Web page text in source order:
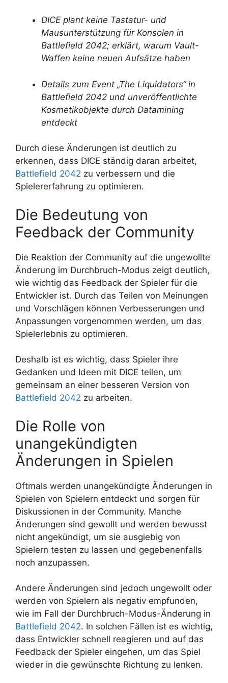
DICE plant keine Tastatur- und
Mausunterstützung für Konsolen in
Battlefield 2042; erklärt, warum Vault-
Waffen keine neuen Aufsätze haben
Details zum Event „The Liquidators“ in
Battlefield 2042 und unveröffentlichte
Kosmetikobjekte durch Datamining
entdeckt
Durch diese Änderungen ist deutlich zu
erkennen, dass DICE ständig daran arbeitet,
Battlefield 2042 zu verbessern und die
Spielererfahrung zu optimieren.
Die Bedeutung von
Feedback der Community
Die Reaktion der Community auf die ungewollte
Änderung im Durchbruch-Modus zeigt deutlich,
wie wichtig das Feedback der Spieler für die
Entwickler ist. Durch das Teilen von Meinungen
und Vorschlägen können Verbesserungen und
Anpassungen vorgenommen werden, um das
Spielerlebnis zu optimieren.
Deshalb ist es wichtig, dass Spieler ihre
Gedanken und Ideen mit DICE teilen, um
gemeinsam an einer besseren Version von
Battlefield 2042 zu arbeiten.
Die Rolle von
unangekündigten
Änderungen in Spielen
Oftmals werden unangekündigte Änderungen in
Spielen von Spielern entdeckt und sorgen für
Diskussionen in der Community. Manche
Änderungen sind gewollt und werden bewusst
nicht angekündigt, um sie ausgiebig von
Spielern testen zu lassen und gegebenenfalls
noch anzupassen.
Andere Änderungen sind jedoch ungewollt oder
werden von Spielern als negativ empfunden,
wie im Fall der Durchbruch-Modus-Änderung in
Battlefield 2042. In solchen Fällen ist es wichtig,
dass Entwickler schnell reagieren und auf das
Feedback der Spieler eingehen, um das Spiel
wieder in die gewünschte Richtung zu lenken.